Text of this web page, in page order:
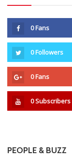
0Fans
0Followers
0Fans
0Subscribers
PEOPLE & BUZZ